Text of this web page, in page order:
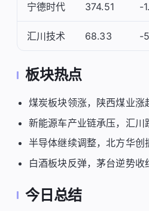
宁德时代 374.51 -
汇川技术 68.33 -
板块热点
煤炭板块领涨，陕西煤业涨
新能源车产业链承压，汇川
半导体继续调整，北方华创
白酒板块反弹，茅台逆势收
今日总结